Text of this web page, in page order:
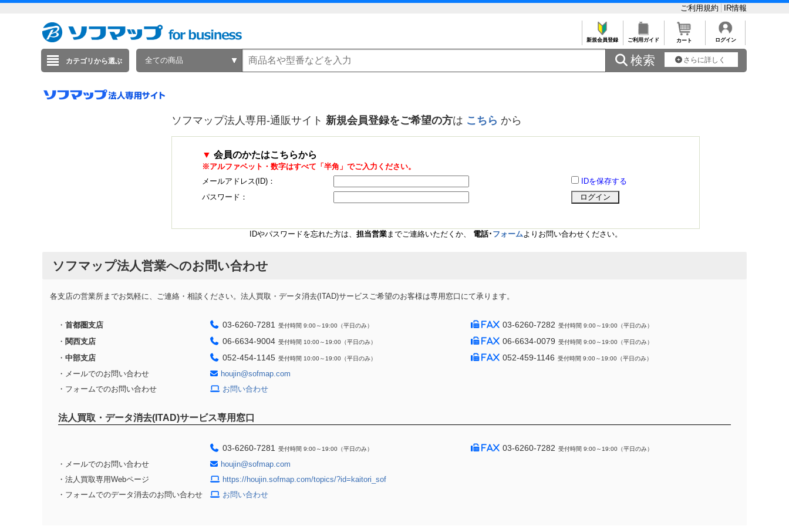
ご利用規約 IR情報
新規会員登録 ご利用ガイド カート ログイン
カテゴリから選ぶ 全ての商品  検索 さらに詳しく
ソフマップ法人専用-通販サイト 新規会員登録をご希望の方は こちら から
▼ 会員のかたはこちらから
※アルファベット・数字はすべて「半角」でご入力ください。
メールアドレス(ID)：
IDを保存する
パスワード：
IDやパスワードを忘れた方は、 担当営業までご連絡いただくか、 電話･ フォームよりお問い合わせください。
ソフマップ法人営業へのお問い合わせ
各支店の営業所までお気軽に、ご連絡・相談ください。法人買取・データ消去(ITAD)サービスご希望のお客様は専用窓口にて承ります。
・ 首都圏支店 03-6260-7281 受付時間 9:00～19:00（平日のみ） 03-6260-7282 受付時間 9:00～19:00（平日のみ）
・ 関西支店 06-6634-9004 受付時間 10:00～19:00（平日のみ） 06-6634-0079 受付時間 9:00～19:00（平日のみ）
・ 中部支店 052-454-1145 受付時間 10:00～19:00（平日のみ） 052-459-1146 受付時間 9:00～19:00（平日のみ）
・メールでのお問い合わせ
houjin@sofmap.com
・フォームでのお問い合わせ
お問い合わせ
法人買取・データ消去(ITAD)サービス専用窓口
03-6260-7281 受付時間 9:00～19:00（平日のみ） 03-6260-7282 受付時間 9:00～19:00（平日のみ）
・メールでのお問い合わせ
houjin@sofmap.com
・法人買取専用Webページ
https://houjin.sofmap.com/topics/?id=kaitori_sof
・フォームでのデータ消去のお問い合わせ
お問い合わせ